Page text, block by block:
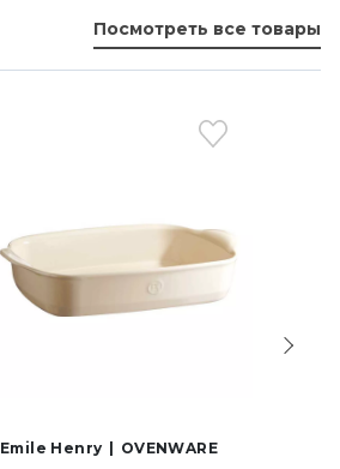
Посмотреть все товары
Emile Henry OVENWARE